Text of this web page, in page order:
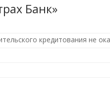
Банк»
кредитования не